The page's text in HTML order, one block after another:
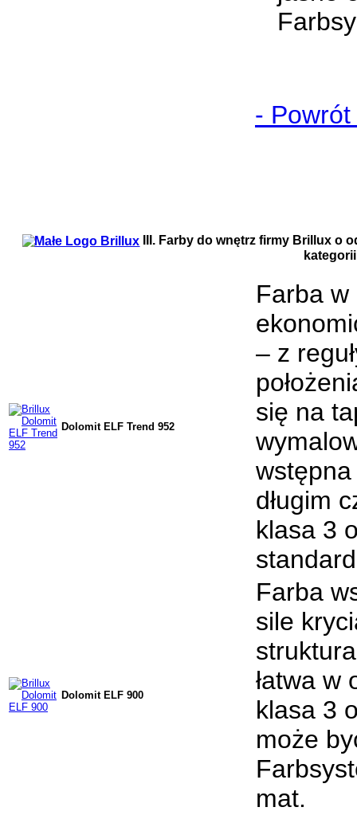
-
III. Farby do wnętrz firmy Brillux o
Dolomit ELF Trend 952
Farba
– z
się na
długim
klasa 3
Dolomit ELF 900
Farba
sile
łatwa w
klasa 3
może
mat.